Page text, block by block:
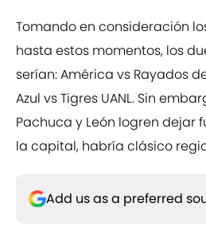
Tomando en consideración
hasta estos momentos, los
serían: América vs Rayados
Azul vs Tigres UANL. Sin
Pachuca y León logren dejar
la capital, habría clásico
Add us as a preferred